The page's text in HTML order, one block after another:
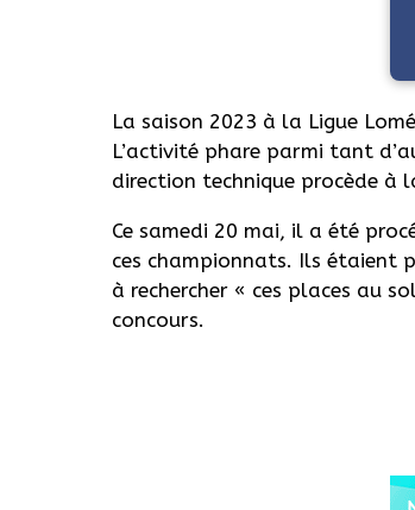
La saison 2023 à la Ligue
L’activité phare parmi tant
direction technique procède à
Ce samedi 20 mai, il a été
ces championnats. Ils étaient
à rechercher « ces places au
concours.